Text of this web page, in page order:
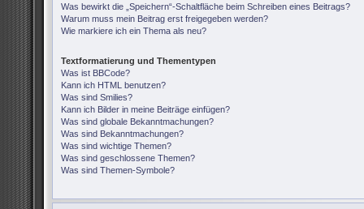
Was bewirkt die „Speichern“-Schaltfläche beim Schreiben eines Beitrags?
Warum muss mein Beitrag erst freigegeben werden?
Wie markiere ich ein Thema als neu?
Textformatierung und Thementypen
Was ist BBCode?
Kann ich HTML benutzen?
Was sind Smilies?
Kann ich Bilder in meine Beiträge einfügen?
Was sind globale Bekanntmachungen?
Was sind Bekanntmachungen?
Was sind wichtige Themen?
Was sind geschlossene Themen?
Was sind Themen-Symbole?